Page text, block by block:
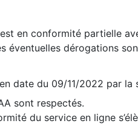
est en conformité partielle
éventuelles dérogations
date du 09/11/2022 par
sont respectés.
du service en ligne